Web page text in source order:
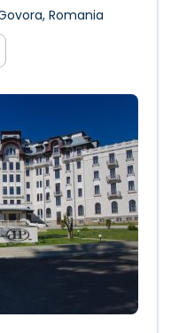
Romania